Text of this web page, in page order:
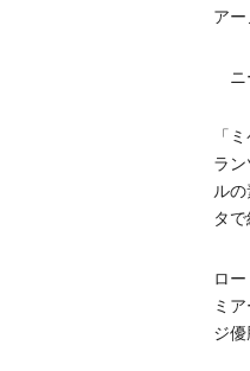
ア
ニ
「
ラ
ル
タ
ロ
ミ
ジ